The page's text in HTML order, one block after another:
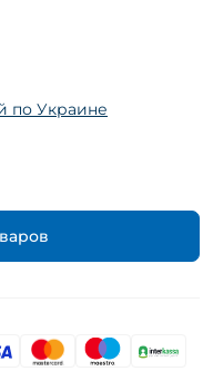
по Украине